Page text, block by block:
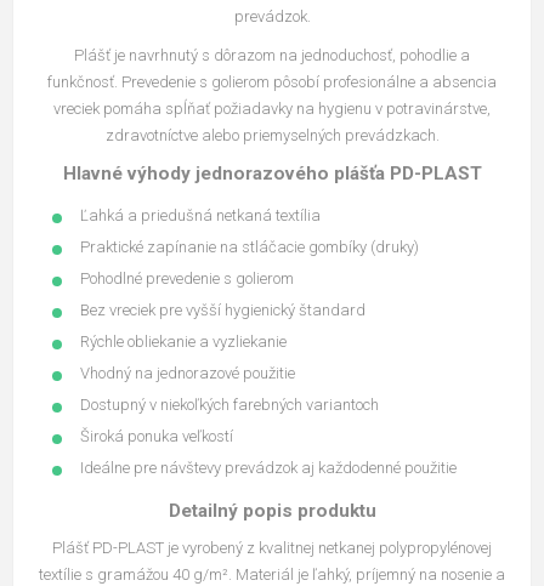
prevádzok.
Plášť je navrhnutý s dôrazom na jednoduchosť, pohodlie a
funkčnosť. Prevedenie s golierom pôsobí profesionálne a absencia
vreciek pomáha spĺňať požiadavky na hygienu v potravinárstve,
zdravotníctve alebo priemyselných prevádzkach.
Hlavné výhody jednorazového plášťa PD-PLAST
Ľahká a priedušná netkaná textília
Praktické zapínanie na stláčacie gombíky (druky)
Pohodlné prevedenie s golierom
Bez vreciek pre vyšší hygienický štandard
Rýchle obliekanie a vyzliekanie
Vhodný na jednorazové použitie
Dostupný v niekoľkých farebných variantoch
Široká ponuka veľkostí
Ideálne pre návštevy prevádzok aj každodenné použitie
Detailný popis produktu
Plášť PD-PLAST je vyrobený z kvalitnej netkanej polypropylénovej
textílie s gramážou 40 g/m². Materiál je ľahký, príjemný na nosenie a